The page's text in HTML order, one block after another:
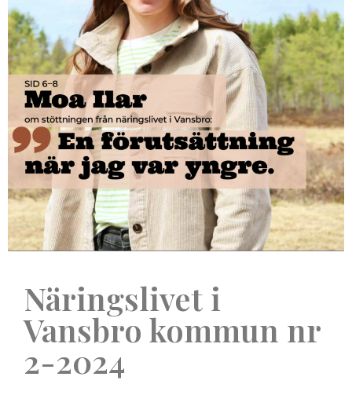
Näringslivet i
Vansbro kommun nr
2-2024